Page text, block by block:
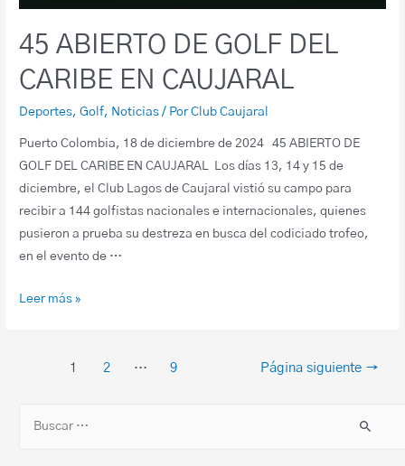
45 ABIERTO DE GOLF DEL
CARIBE EN CAUJARAL
Deportes,Golf, Noticias / PorClub Caujaral
Puerto Colombia, 18 de diciembre de 2024 45 ABIERTO DE
GOLF DEL CARIBE EN CAUJARAL Los días 13, 14 y 15 de
diciembre, el Club Lagos de Caujaral vistió su campo para
recibir a 144 golfistas nacionales e internacionales, quienes
pusieron a prueba su destreza en busca del codiciado trofeo,
en el evento de …
Leer más »
1 2 … 9 Página siguiente →